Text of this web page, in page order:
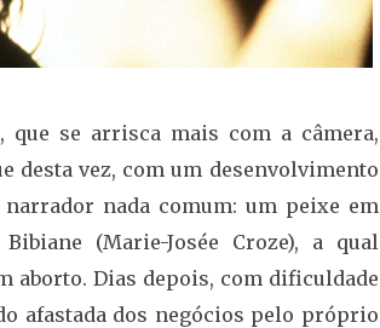
se arrisca mais com a câmera,
desta vez, com um desenvolvimento
nada comum: um peixe em
(Marie-Josée Croze), a qual
aborto. Dias depois, com dificuldade
afastada dos negócios pelo próprio